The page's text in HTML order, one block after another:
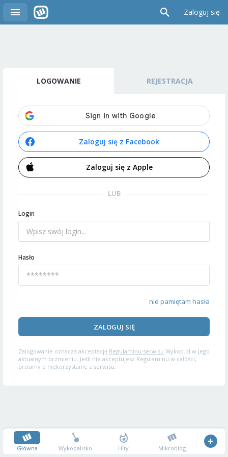
Zaloguj się
LOGOWANIE REJESTRACJA
Zaloguj się z Facebook
Zaloguj się z Apple
LUB
Login
Hasło
nie pamiętam hasła
ZALOGUJ SIĘ
Zalogowanie oznacza akceptację Regulaminu serwisu Wykop.pl w jego
aktualnym brzmieniu. Jeśli nie akceptujesz Regulaminu w całości,
prosimy o niekorzystanie z serwisu.
Główna Wykopalisko Hity Mikroblog